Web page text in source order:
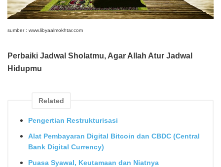
sumber : www.libyaalmokhtar.com
Perbaiki Jadwal Sholatmu, Agar Allah Atur Jadwal
Hidupmu
Related
Pengertian Restrukturisasi
Alat Pembayaran Digital Bitcoin dan CBDC (Central
Bank Digital Currency)
Puasa Syawal, Keutamaan dan Niatnya